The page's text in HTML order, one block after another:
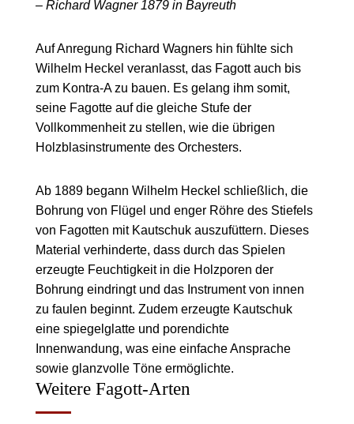
– Richard Wagner 1879 in Bayreuth
Auf Anregung Richard Wagners hin fühlte sich
Wilhelm Heckel veranlasst, das Fagott auch bis
zum Kontra-A zu bauen. Es gelang ihm somit,
seine Fagotte auf die gleiche Stufe der
Vollkommenheit zu stellen, wie die übrigen
Holzblasinstrumente des Orchesters.
Ab 1889 begann Wilhelm Heckel schließlich, die
Bohrung von Flügel und enger Röhre des Stiefels
von Fagotten mit Kautschuk auszufüttern. Dieses
Material verhinderte, dass durch das Spielen
erzeugte Feuchtigkeit in die Holzporen der
Bohrung eindringt und das Instrument von innen
zu faulen beginnt. Zudem erzeugte Kautschuk
eine spiegelglatte und porendichte
Innenwandung, was eine einfache Ansprache
sowie glanzvolle Töne ermöglichte.
Weitere Fagott-Arten